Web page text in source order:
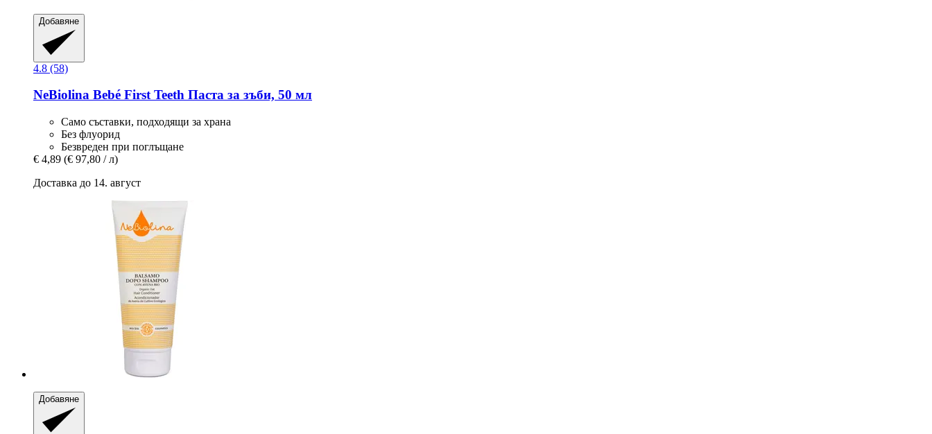
Добавяне
4.8 (58)
NeBiolina Bebé First Teeth Паста за зъби, 50 мл
Само съставки, подходящи за храна
Без флуорид
Безвреден при поглъщане
€ 4,89 (€ 97,80 / л)
Доставка до 14. август
Добавяне